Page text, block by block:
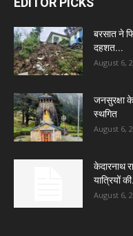
बरसात ने
दहशत...
August 6,
जनसुरक्षा
स्थगित
August 6,
केदारनाथ
यात्रियों
August 6,